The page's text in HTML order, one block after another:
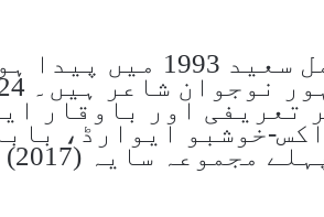
سعید شارق، ایم اجمل
تعریفی اور باوقار
خوشبو ایوارڈ،